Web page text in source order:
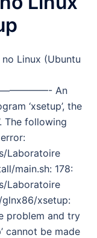
Linux (Ubuntu
An
‘xsetup’, the
The following
Laboratoire
main.sh: 178:
Laboratoire
xsetup:
problem and try
cannot be made